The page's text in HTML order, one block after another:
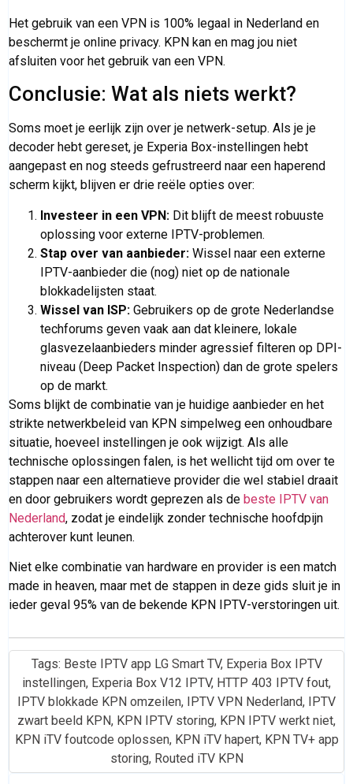
Het gebruik van een VPN is 100% legaal in Nederland en
beschermt je online privacy. KPN kan en mag jou niet
afsluiten voor het gebruik van een VPN.
Conclusie: Wat als niets werkt?
Soms moet je eerlijk zijn over je netwerk-setup. Als je je
decoder hebt gereset, je Experia Box-instellingen hebt
aangepast en nog steeds gefrustreerd naar een haperend
scherm kijkt, blijven er drie reële opties over:
Investeer in een VPN: Dit blijft de meest robuuste
oplossing voor externe IPTV-problemen.
Stap over van aanbieder: Wissel naar een externe
IPTV-aanbieder die (nog) niet op de nationale
blokkadelijsten staat.
Wissel van ISP: Gebruikers op de grote Nederlandse
techforums geven vaak aan dat kleinere, lokale
glasvezelaanbieders minder agressief filteren op DPI-
niveau (Deep Packet Inspection) dan de grote spelers
op de markt.
Soms blijkt de combinatie van je huidige aanbieder en het
strikte netwerkbeleid van KPN simpelweg een onhoudbare
situatie, hoeveel instellingen je ook wijzigt. Als alle
technische oplossingen falen, is het wellicht tijd om over te
stappen naar een alternatieve provider die wel stabiel draait
en door gebruikers wordt geprezen als de beste IPTV van
Nederland, zodat je eindelijk zonder technische hoofdpijn
achterover kunt leunen.
Niet elke combinatie van hardware en provider is een match
made in heaven, maar met de stappen in deze gids sluit je in
ieder geval 95% van de bekende KPN IPTV-verstoringen uit.
Tags: Beste IPTV app LG Smart TV, Experia Box IPTV
instellingen, Experia Box V12 IPTV, HTTP 403 IPTV fout,
IPTV blokkade KPN omzeilen, IPTV VPN Nederland,
IPTV
zwart beeld KPN, KPN IPTV storing, KPN IPTV werkt niet,
KPN iTV foutcode oplossen, KPN iTV hapert, KPN TV+ app
storing, Routed iTV KPN